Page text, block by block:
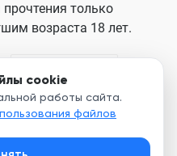
cookie
работы сайта.
файлов
только
возраста 18 лет.
условия
соглашения